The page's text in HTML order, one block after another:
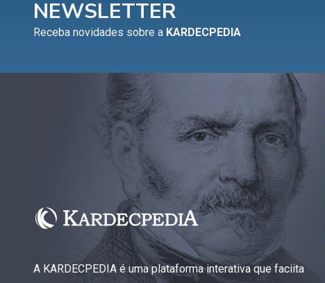
NEWSLETTER
Receba novidades sobre a KARDECPEDIA
A KARDECPEDIA é uma plataforma interativa que faciita